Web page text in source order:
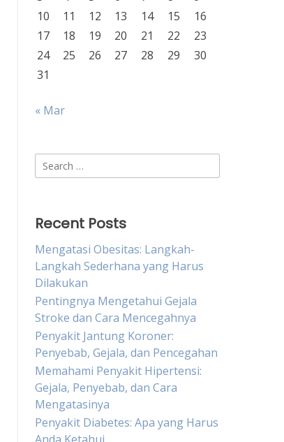
10
11 12 13 14 15
16
17
18 19 20 21 22
23
24
25 26 27 28 29
30
31
« Mar
Search
for:
Recent Posts
Mengatasi Obesitas: Langkah-
Langkah Sederhana yang Harus
Dilakukan
Pentingnya Mengetahui Gejala
Stroke dan Cara Mencegahnya
Penyakit Jantung Koroner:
Penyebab, Gejala, dan Pencegahan
Memahami Penyakit Hipertensi:
Gejala, Penyebab, dan Cara
Mengatasinya
Penyakit Diabetes: Apa yang Harus